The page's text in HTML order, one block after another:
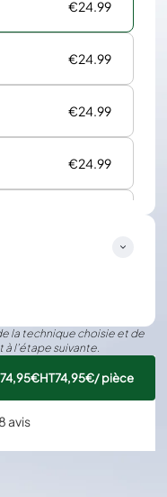
€24.99
€24.99
€24.99
€24.99
la technique choisie et de
l’étape suivante.
74,95€HT74,95€/ pièce
avis